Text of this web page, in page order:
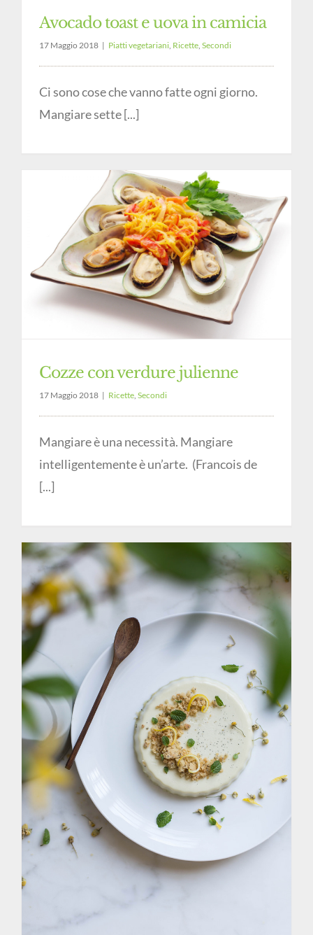
Avocado toast e uova in camicia
17 Maggio 2018 | Piatti vegetariani, Ricette, Secondi
Ci sono cose che vanno fatte ogni giorno.
Mangiare sette [...]
Cozze con verdure julienne
17 Maggio 2018 | Ricette, Secondi
Mangiare è una necessità. Mangiare
intelligentemente è un’arte. (Francois de
[...]